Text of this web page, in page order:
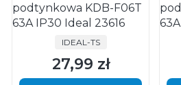
podtynkowa KDB-F06T
63A IP30 Ideal 23616
PRODUCENT
IDEAL-TS
Cena
27,99 zł